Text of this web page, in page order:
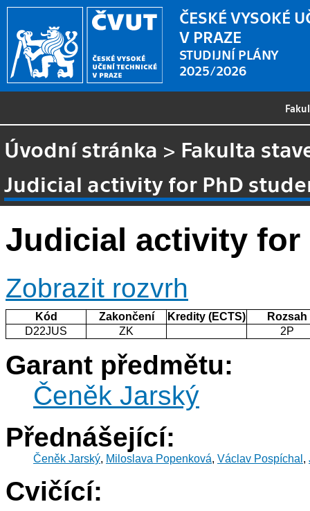
ČESKÉ VYSOKÉ
V PRAZE
STUDIJNÍ PLÁNY
2025/2026
Úvodní stránka > Fakulta
Judicial activity for PhD
Judicial activity for
Zobrazit rozvrh
Kód Zakončení Kredity (ECTS)
Rozsah
D22JUS
ZK 2P
Garant předmětu:
Čeněk Jarský
Přednášející:
Čeněk Jarský, Miloslava Popenková, Václav Pospíchal ,
Cvičící: